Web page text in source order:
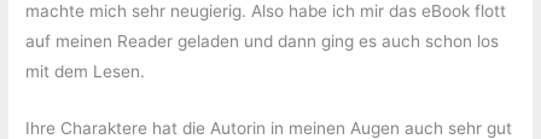
machte mich sehr neugierig. Also habe ich mir das eBook flott
auf meinen Reader geladen und dann ging es auch schon los
mit dem Lesen.
Ihre Charaktere hat die Autorin in meinen Augen auch sehr gut